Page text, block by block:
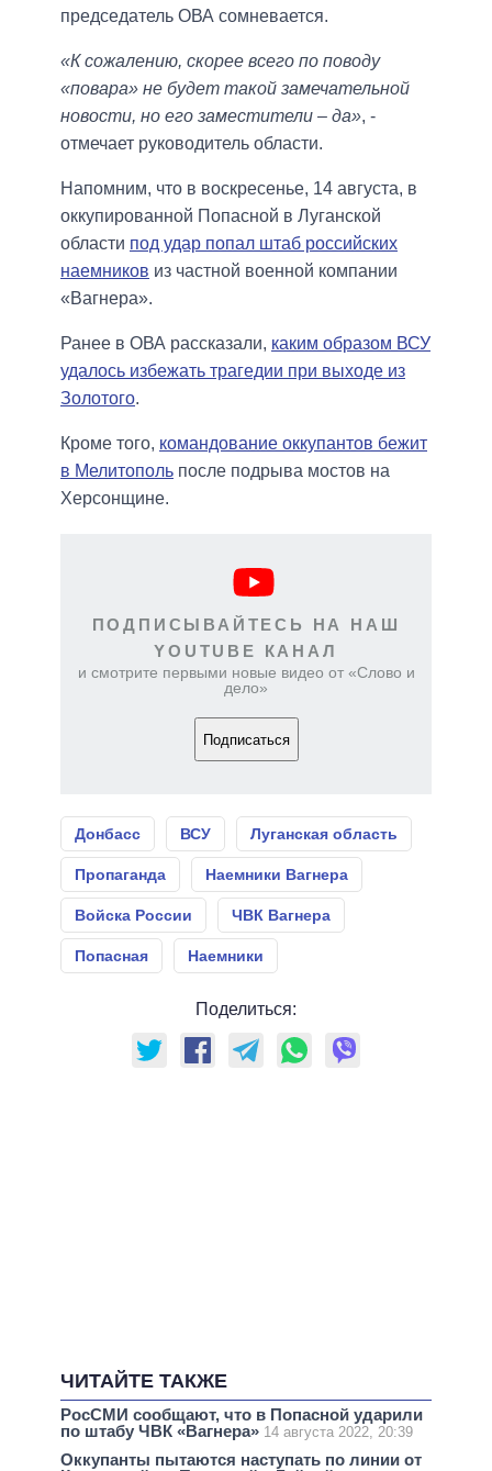
председатель ОВА сомневается.
«К сожалению, скорее всего по поводу
«повара» не будет такой замечательной
новости, но его заместители – да», -
отмечает руководитель области.
Напомним, что в воскресенье, 14 августа, в
оккупированной Попасной в Луганской
области под удар попал штаб российских
наемников из частной военной компании
«Вагнера».
Ранее в ОВА рассказали, каким образом ВСУ
удалось избежать трагедии при выходе из
Золотого.
Кроме того, командование оккупантов бежит
в Мелитополь после подрыва мостов на
Херсонщине.
ПОДПИСЫВАЙТЕСЬ НА НАШ
YOUTUBE КАНАЛ
и смотрите первыми новые видео от «Слово и
дело»
Подписаться
Донбасс ВСУ Луганская область
Пропаганда Наемники Вагнера
Войска России ЧВК Вагнера
Попасная Наемники
Поделиться:
ЧИТАЙТЕ ТАКЖЕ
РосСМИ сообщают, что в Попасной ударили
по штабу ЧВК «Вагнера» 14 августа 2022, 20:39
Оккупанты пытаются наступать по линии от